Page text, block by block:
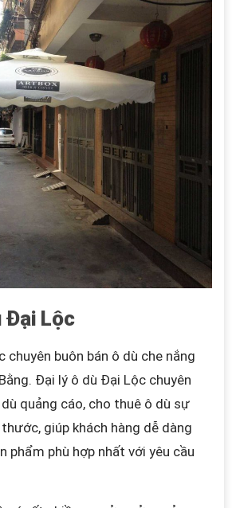
Đại Lộc
chuyên buôn bán ô dù che nắng
Đại lý ô dù Đại Lộc chuyên
quảng cáo, cho thuê ô dù sự
giúp khách hàng dễ dàng
phẩm phù hợp nhất với yêu cầu